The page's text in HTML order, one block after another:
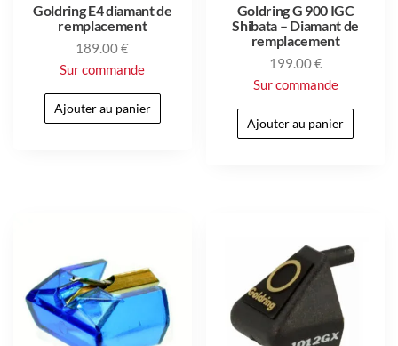
Goldring E4 diamant de
remplacement
189.00€
Sur commande
Ajouter au panier
Goldring G 900 IGC
Shibata – Diamant de
remplacement
199.00€
Sur commande
Ajouter au panier